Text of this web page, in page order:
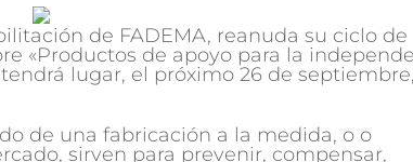
de FADEMA, reanuda su ciclo de
«Productos de apoyo para la
lugar, el próximo 26 de
de una fabricación a la medida, o o
sirven para prevenir, compensar,